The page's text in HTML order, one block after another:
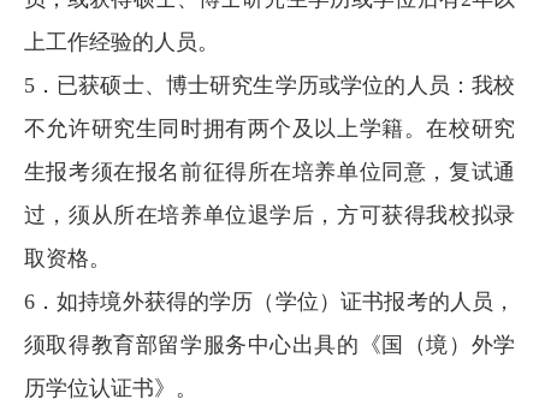
上工作经验的人员。
5．已获硕士、博士研究生学历或学位的人员：我校
不允许研究生同时拥有两个及以上学籍。在校研究
生报考须在报名前征得所在培养单位同意，复试通
过，须从所在培养单位退学后，方可获得我校拟录
取资格。
6．如持境外获得的学历（学位）证书报考的人员，
须取得教育部留学服务中心出具的《国（境）外学
历学位认证书》。